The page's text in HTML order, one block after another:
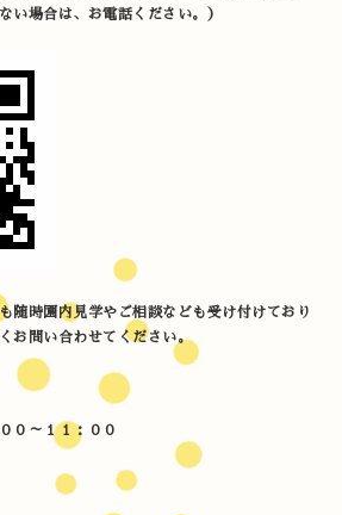
い場合は、お電話ください。）
随時園内見学やご相談なども受け付けており
お問い合わせてください。
０～１１：００